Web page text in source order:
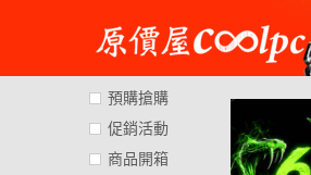
content
預購搶購
促銷活動
商品開箱